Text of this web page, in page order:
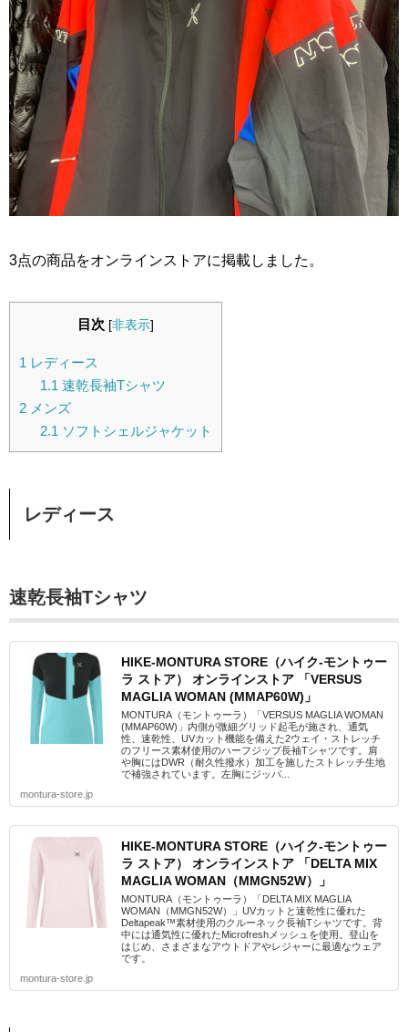
3点の商品をオンラインストアに掲載しました。
目次 [非表示]
1 レディース
1.1 速乾長袖Tシャツ
2 メンズ
2.1 ソフトシェルジャケット
レディース
速乾長袖Tシャツ
HIKE-MONTURA STORE（ハイク-モントゥー
ラ ストア） オンラインストア 「VERSUS
MAGLIA WOMAN (MMAP60W)」
MONTURA（モントゥーラ）「VERSUS MAGLIA WOMAN
(MMAP60W)」内側が微細グリッド起毛が施され、通気
性、速乾性、UVカット機能を備えた2ウェイ・ストレッチ
のフリース素材使用のハーフジップ長袖Tシャツです。肩
や胸にはDWR（耐久性撥水）加工を施したストレッチ生地
で補強されています。左胸にジッパ...
montura-store.jp
HIKE-MONTURA STORE（ハイク-モントゥー
ラ ストア） オンラインストア 「DELTA MIX
MAGLIA WOMAN（MMGN52W）」
MONTURA（モントゥーラ）「DELTA MIX MAGLIA
WOMAN（MMGN52W）」UVカットと速乾性に優れた
Deltapeak™素材使用のクルーネック長袖Tシャツです。背
中には通気性に優れたMicrofreshメッシュを使用。登山を
はじめ、さまざまなアウトドアやレジャーに最適なウェア
です。
montura-store.jp